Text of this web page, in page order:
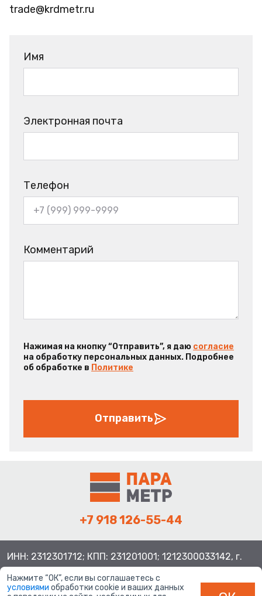
trade@krdmetr.ru
Имя
Электронная почта
Телефон
Комментарий
Нажимая на кнопку “Отправить”, я даю согласие
на обработку персональных данных. Подробнее
об обработке в Политике
Отправить
+7 918 126-55-44
ИНН: 2312301712; КПП: 231201001; 1212300033142, г.
Краснодар ул. Просторная, 21, индекс 350080
Нажмите “ОК”, если вы соглашаетесь с
условиями обработки cookie и ваших данных